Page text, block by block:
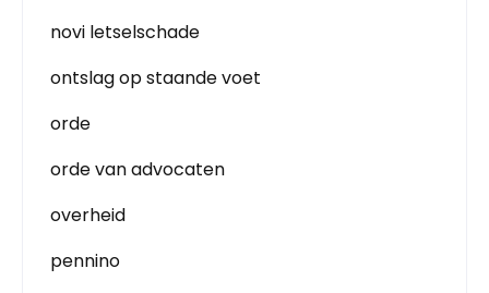
novi letselschade
ontslag op staande voet
orde
orde van advocaten
overheid
pennino